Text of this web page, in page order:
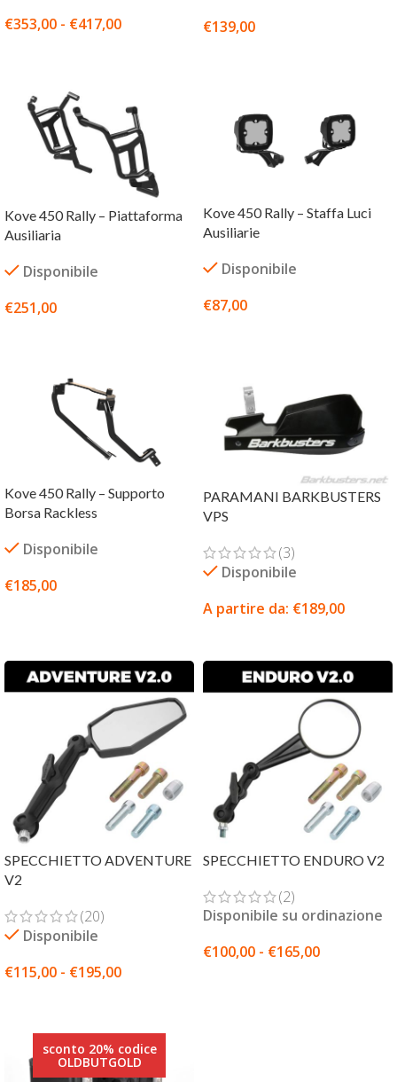
€353,00 - €417,00
€139,00
Kove 450 Rally – Piattaforma
Ausiliaria
Disponibile
€251,00
Kove 450 Rally – Staffa Luci
Ausiliarie
Disponibile
€87,00
Kove 450 Rally – Supporto
Borsa Rackless
Disponibile
€185,00
PARAMANI BARKBUSTERS
VPS
(3)
Disponibile
A partire da: €189,00
SPECCHIETTO ADVENTURE
V2
(20)
Disponibile
€115,00 - €195,00
SPECCHIETTO ENDURO V2
(2)
Disponibile su ordinazione
€100,00 - €165,00
sconto 20% codice
OLDBUTGOLD